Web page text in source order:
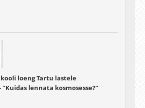
loeng Tartu lastele
lennata kosmosesse?"